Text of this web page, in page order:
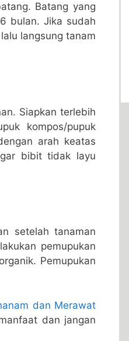
Batang yang
bulan. Jika sudah
langsung tanam
Siapkan terlebih
kompos/pupuk
arah keatas
bibit tidak layu
setelah tanaman
pemupukan
Pemupukan
dan Merawat
dan jangan